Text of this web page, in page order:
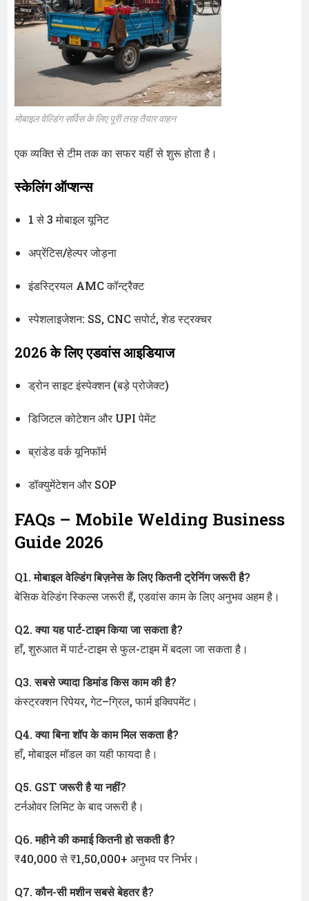
मोबाइल वेल्डिंग सर्विस के लिए पूरी तरह तैयार वाहन
एक व्यक्ति से टीम तक का सफर यहीं से शुरू होता है।
स्केलिंग ऑप्शन्स
1 से 3 मोबाइल यूनिट
अप्रेंटिस/हेल्पर जोड़ना
इंडस्ट्रियल AMC कॉन्ट्रैक्ट
स्पेशलाइजेशन: SS, CNC सपोर्ट, शेड स्ट्रक्चर
2026 के लिए एडवांस आइडियाज
ड्रोन साइट इंस्पेक्शन (बड़े प्रोजेक्ट)
डिजिटल कोटेशन और UPI पेमेंट
ब्रांडेड वर्क यूनिफॉर्म
डॉक्युमेंटेशन और SOP
FAQs – Mobile Welding Business
Guide 2026
Q1. मोबाइल वेल्डिंग बिज़नेस के लिए कितनी ट्रेनिंग जरूरी है?
बेसिक वेल्डिंग स्किल्स जरूरी हैं, एडवांस काम के लिए अनुभव अहम है।
Q2. क्या यह पार्ट-टाइम किया जा सकता है?
हाँ, शुरुआत में पार्ट-टाइम से फुल-टाइम में बदला जा सकता है।
Q3. सबसे ज्यादा डिमांड किस काम की है?
कंस्ट्रक्शन रिपेयर, गेट–ग्रिल, फार्म इक्विपमेंट।
Q4. क्या बिना शॉप के काम मिल सकता है?
हाँ, मोबाइल मॉडल का यही फायदा है।
Q5. GST जरूरी है या नहीं?
टर्नओवर लिमिट के बाद जरूरी है।
Q6. महीने की कमाई कितनी हो सकती है?
₹40,000 से ₹1,50,000+ अनुभव पर निर्भर।
Q7. कौन-सी मशीन सबसे बेहतर है?